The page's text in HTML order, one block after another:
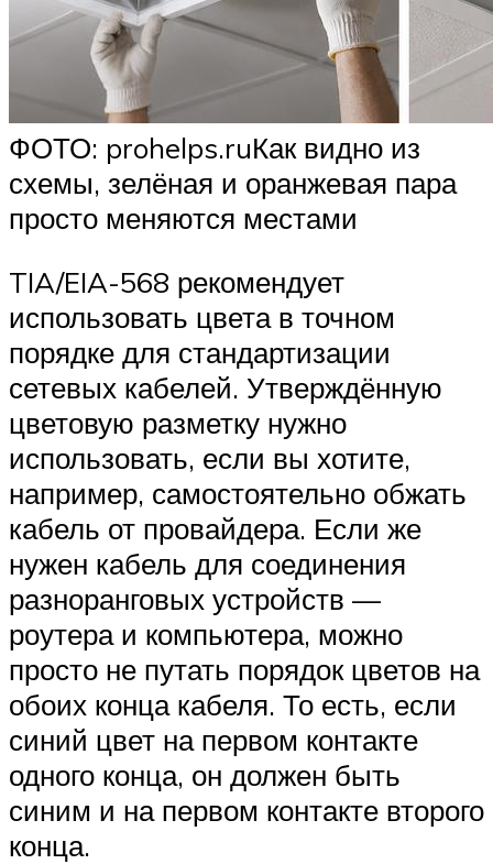
ФОТО: prohelps.ruКак видно из
схемы, зелёная и оранжевая пара
просто меняются местами
TIA/EIA-568 рекомендует
использовать цвета в точном
порядке для стандартизации
сетевых кабелей. Утверждённую
цветовую разметку нужно
использовать, если вы хотите,
например, самостоятельно обжать
кабель от провайдера. Если же
нужен кабель для соединения
разноранговых устройств —
роутера и компьютера, можно
просто не путать порядок цветов на
обоих конца кабеля. То есть, если
синий цвет на первом контакте
одного конца, он должен быть
синим и на первом контакте второго
конца.